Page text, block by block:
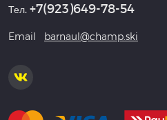
Тел. +7(923)649-78-54
Email barnaul@champ.ski